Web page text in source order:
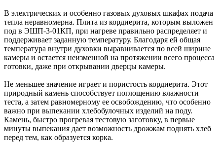
В электрических и особенно газовых духовых шкафах подача
тепла неравномерна. Плита из кордиерита, которым выложен
под в ЭШП-3-01КП, при нагреве правильно распределяет и
поддерживает заданную температуру. Благодаря ей общая
температура внутри духовки выравнивается по всей ширине
камеры и остается неизменной на протяжении всего процесса
готовки, даже при открывании дверцы камеры.
Не меньшее значение играет и пористость кордиерита. Этот
природный камень способствует поглощению влажности
теста, а затем равномерному ее освобождению, что особенно
важно при выпекании хлебобулочных изделий на поду.
Камень, быстро прогревая тестовую заготовку, в первые
минуты выпекания дает возможность дрожжам поднять хлеб
перед тем, как образуется корка.